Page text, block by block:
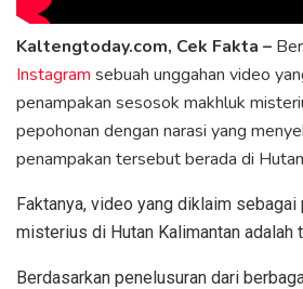
Kaltengtoday.com, Cek Fakta –
Instagram sebuah unggahan video
penampakan sesosok makhluk
pepohonan dengan narasi yang
penampakan tersebut berada di
Faktanya, video yang diklaim sebagai
misterius di Hutan Kalimantan adalah
Berdasarkan penelusuran dari